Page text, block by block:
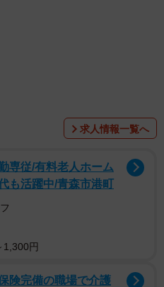
求人情報一覧へ
専従/有料老人ホーム
も活躍中/青森市港町
円
険完備の職場で介護